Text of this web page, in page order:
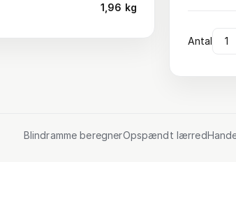
1,96 kg
Antal
Blindramme beregnerOpspændt lærred